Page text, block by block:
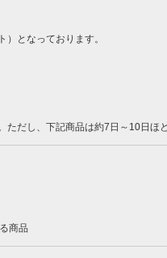
となっております。
だし、下記商品は約7日～10日ほ
商品